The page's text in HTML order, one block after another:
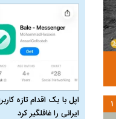
اپل با یک اقدام تازه
ایرانی را غافلگیر کرد
آخرین پرده از حیات
روایتی از آخرین مصاحبه‌ی
۱